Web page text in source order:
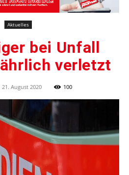
Aktuelles
bei Unfall
verletzt
21. August 2020 100